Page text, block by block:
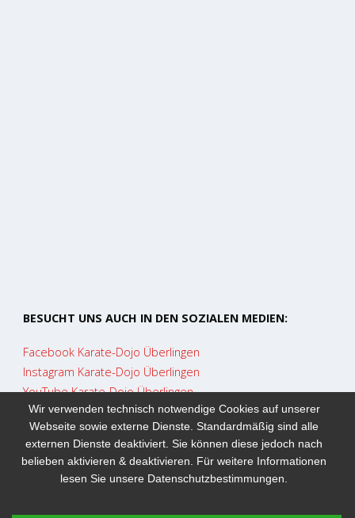
BESUCHT UNS AUCH IN DEN SOZIALEN MEDIEN:
Facebook Karate-Dojo Überlingen
Instagram Karate-Dojo Überlingen
YouTube Karate-Dojo Überlingen
Wir verwenden technisch notwendige Cookies auf unserer
Webseite sowie externe Dienste. Standardmäßig sind alle
externen Dienste deaktiviert. Sie können diese jedoch nach
belieben aktivieren & deaktivieren. Für weitere Informationen
lesen Sie unsere Datenschutzbestimmungen.